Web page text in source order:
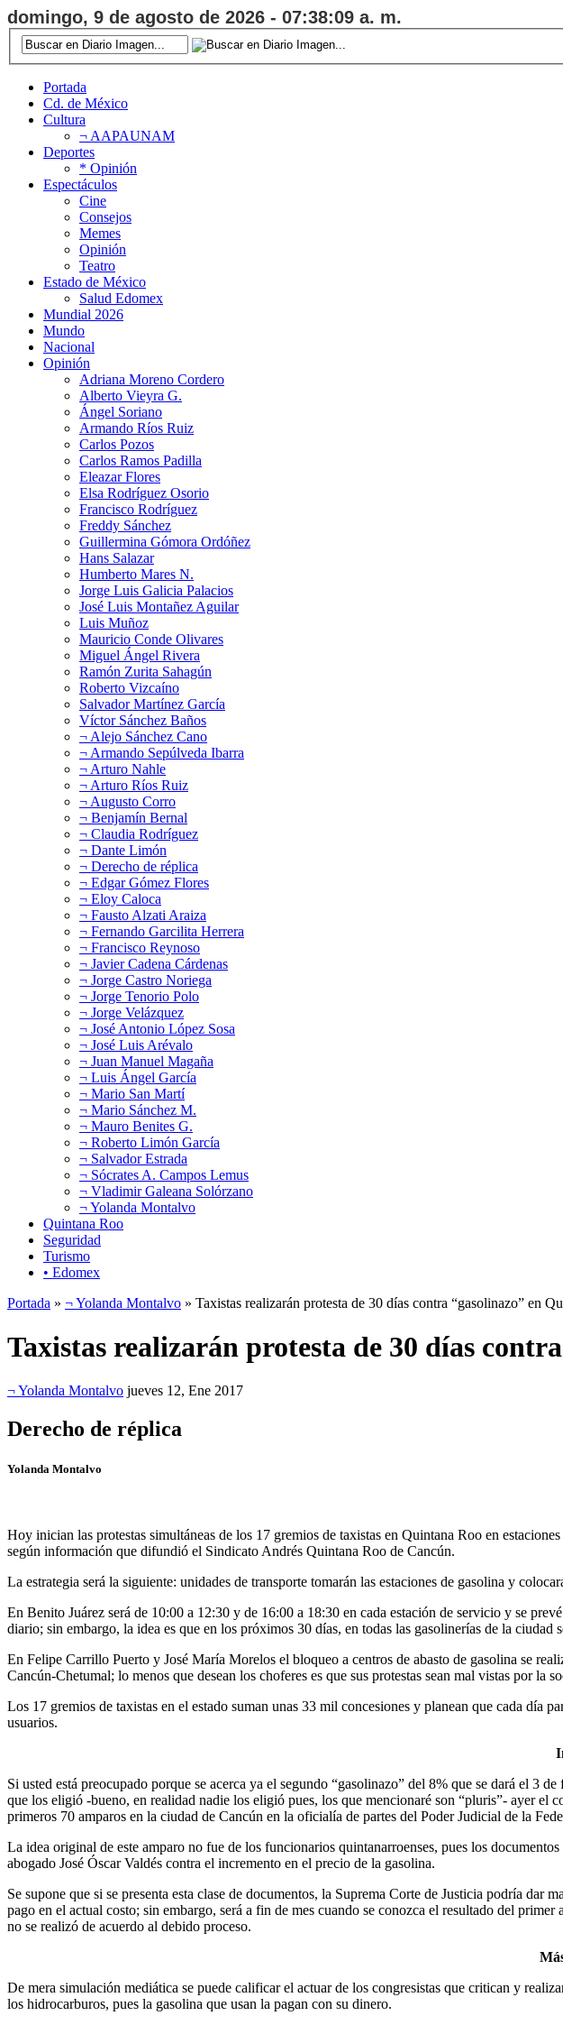
domingo, 9 de agosto de 2026 - 07:38:10 a. m.
Portada
Cd. de México
Cultura
¬ AAPAUNAM
Deportes
* Opinión
Espectáculos
Cine
Consejos
Memes
Opinión
Teatro
Estado de México
Salud Edomex
Mundial 2026
Mundo
Nacional
Opinión
Adriana Moreno Cordero
Alberto Vieyra G.
Ángel Soriano
Armando Ríos Ruiz
Carlos Pozos
Carlos Ramos Padilla
Eleazar Flores
Elsa Rodríguez Osorio
Francisco Rodríguez
Freddy Sánchez
Guillermina Gómora Ordóñez
Hans Salazar
Humberto Mares N.
Jorge Luis Galicia Palacios
José Luis Montañez Aguilar
Luis Muñoz
Mauricio Conde Olivares
Miguel Ángel Rivera
Ramón Zurita Sahagún
Roberto Vizcaíno
Salvador Martínez García
Víctor Sánchez Baños
¬ Alejo Sánchez Cano
¬ Armando Sepúlveda Ibarra
¬ Arturo Nahle
¬ Arturo Ríos Ruiz
¬ Augusto Corro
¬ Benjamín Bernal
¬ Claudia Rodríguez
¬ Dante Limón
¬ Derecho de réplica
¬ Edgar Gómez Flores
¬ Eloy Caloca
¬ Fausto Alzati Araiza
¬ Fernando Garcilita Herrera
¬ Francisco Reynoso
¬ Javier Cadena Cárdenas
¬ Jorge Castro Noriega
¬ Jorge Tenorio Polo
¬ Jorge Velázquez
¬ José Antonio López Sosa
¬ José Luis Arévalo
¬ Juan Manuel Magaña
¬ Luis Ángel García
¬ Mario San Martí
¬ Mario Sánchez M.
¬ Mauro Benites G.
¬ Roberto Limón García
¬ Salvador Estrada
¬ Sócrates A. Campos Lemus
¬ Vladimir Galeana Solórzano
¬ Yolanda Montalvo
Quintana Roo
Seguridad
Turismo
• Edomex
Portada » ¬ Yolanda Montalvo » Taxistas realizarán protesta de 30 días contra “gasolinazo” en
Taxistas realizarán protesta de 30 días
¬ Yolanda Montalvo jueves 12, Ene 2017
Derecho de réplica
Yolanda Montalvo
Hoy inician las protestas simultáneas de los 17 gremios de taxistas en Quintana Roo en
según información que difundió el Sindicato Andrés Quintana Roo de Cancún.
La estrategia será la siguiente: unidades de transporte tomarán las estaciones de gasolina y
En Benito Juárez será de 10:00 a 12:30 y de 16:00 a 18:30 en cada estación de servicio y se
diario; sin embargo, la idea es que en los próximos 30 días, en todas las gasolinerías de la
En Felipe Carrillo Puerto y José María Morelos el bloqueo a centros de abasto de gasolina se
Cancún-Chetumal; lo menos que desean los choferes es que sus protestas sean mal vistas por la
Los 17 gremios de taxistas en el estado suman unas 33 mil concesiones y planean que cada día
usuarios.
Si usted está preocupado porque se acerca ya el segundo “gasolinazo” del 8% que se dará el 3
que los eligió -bueno, en realidad nadie los eligió pues, los que mencionaré son “pluris”- ayer
primeros 70 amparos en la ciudad de Cancún en la oficialía de partes del Poder Judicial de la
La idea original de este amparo no fue de los funcionarios quintanarroenses, pues los
abogado José Óscar Valdés contra el incremento en el precio de la gasolina.
Se supone que si se presenta esta clase de documentos, la Suprema Corte de Justicia podría
pago en el actual costo; sin embargo, será a fin de mes cuando se conozca el resultado del
no se realizó de acuerdo al debido proceso.
De mera simulación mediática se puede calificar el actuar de los congresistas que critican y
los hidrocarburos, pues la gasolina que usan la pagan con su dinero.